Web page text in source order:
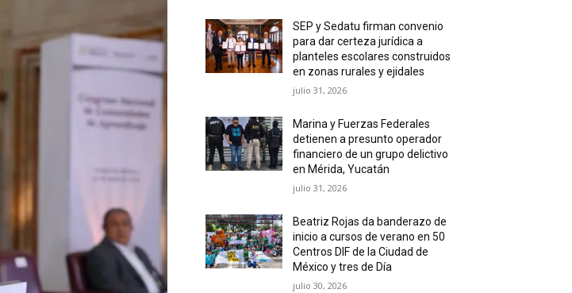
SEP y Sedatu firman convenio
para dar certeza jurídica a
planteles escolares construidos
en zonas rurales y ejidales
julio 31, 2026
Marina y Fuerzas Federales
detienen a presunto operador
financiero de un grupo delictivo
en Mérida, Yucatán
julio 31, 2026
Beatriz Rojas da banderazo de
inicio a cursos de verano en 50
Centros DIF de la Ciudad de
México y tres de Día
julio 30, 2026